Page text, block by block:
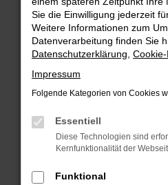
Hier sind ein paar Tipps,
Überprüfe deine
Internetverbindung.
Laden andere
Suchmaschine?
Prüfe deine
Manche Erweiterungen,
können das Laden
verhindern. Funktioniert
Fenster?
Sie die Einwilligung jederzeit
Weitere Informationen zum
Datenverarbeitung finden Sie
Datenschutzerklärung
Impressum
Folgende Kategorien von Cookies
Essentiell
Diese Technologien sind
Kernfunktionalität der
Funktional